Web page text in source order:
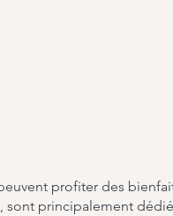
profiter des
sont principalement